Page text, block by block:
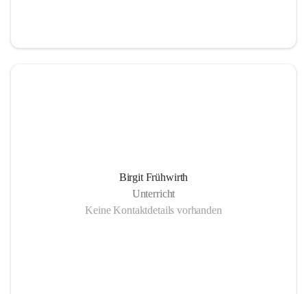
Birgit Frühwirth
Unterricht
Keine Kontaktdetails vorhanden